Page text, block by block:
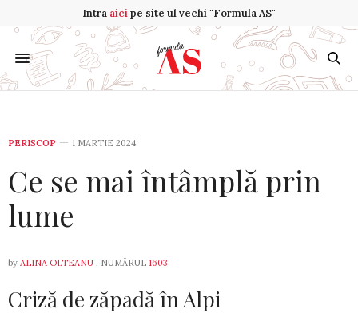
Intra aicipe site ul vechi "Formula AS"
PERISCOP 1 MARTIE 2024
Ce se mai întâmplă prin
lume
by ALINA OLTEANU , NUMĂRUL 1603
Criză de zăpadă în Alpi